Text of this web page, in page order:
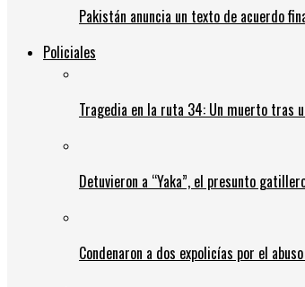
Pakistán anuncia un texto de acuerdo
Policiales
Tragedia en la ruta 34: Un muerto tras
Detuvieron a “Yaka”, el presunto
Condenaron a dos expolicías por el